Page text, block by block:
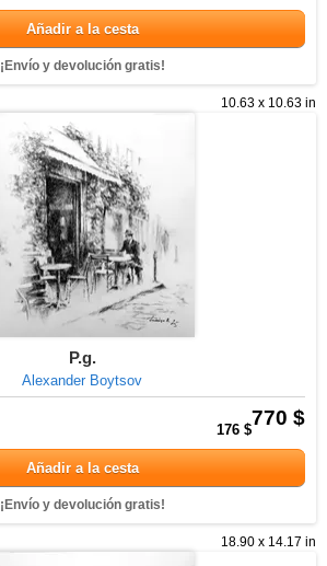
Añadir a la cesta
¡Envío y devolución gratis!
10.63 x 10.63 in
P.g.
Alexander Boytsov
770 $
176 $
Añadir a la cesta
¡Envío y devolución gratis!
18.90 x 14.17 in